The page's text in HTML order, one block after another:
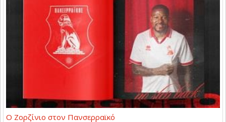
Ο Ζορζίνιο στον Πανσερραϊκό